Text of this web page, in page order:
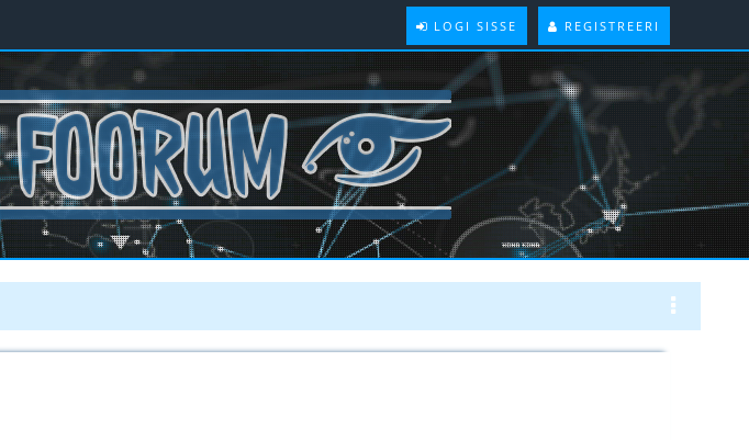
LOGI SISSE REGISTREERI